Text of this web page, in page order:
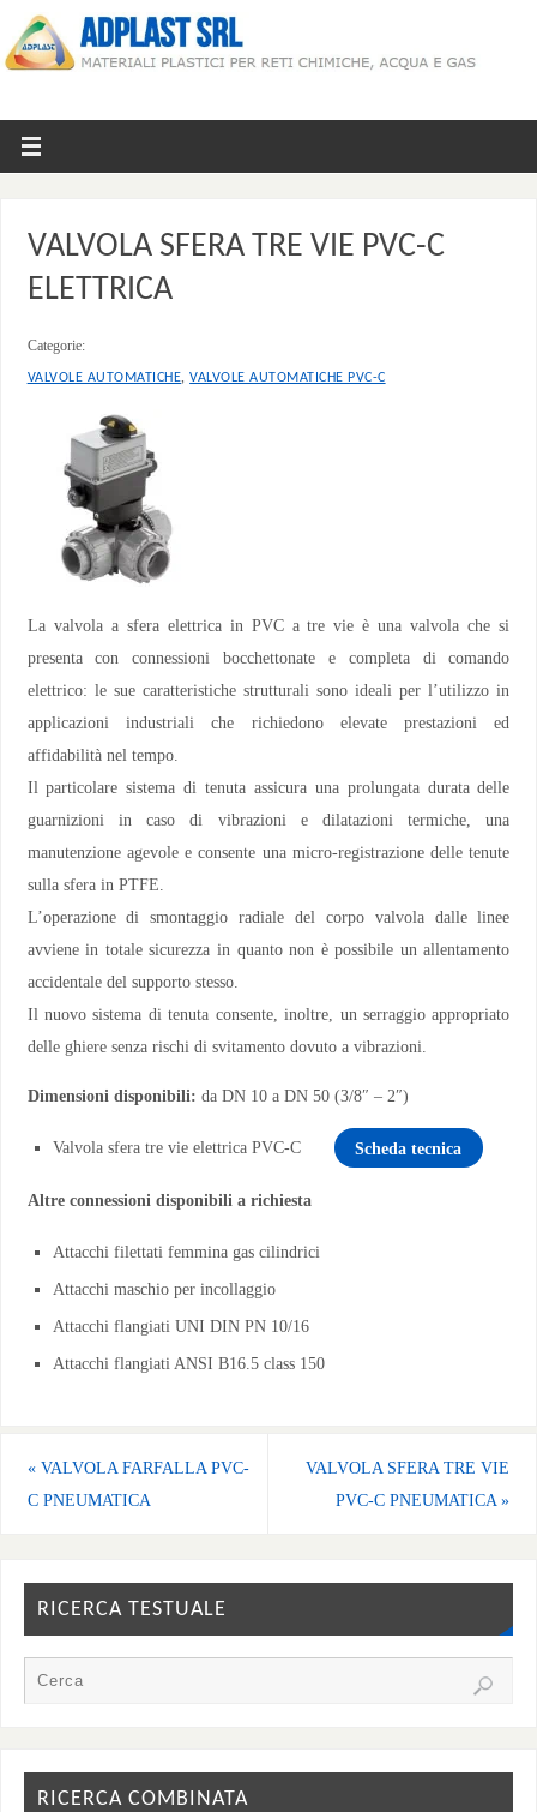
VALVOLA SFERA TRE VIE PVC-C
ELETTRICA
Categorie:
VALVOLE AUTOMATICHE ,VALVOLE AUTOMATICHE PVC-C
La valvola a sfera elettrica in PVC a tre vie è una valvola che si
presenta con connessioni bocchettonate e completa di comando
elettrico: le sue caratteristiche strutturali sono ideali per l’utilizzo in
applicazioni industriali che richiedono elevate prestazioni ed
affidabilità nel tempo.
Il particolare sistema di tenuta assicura una prolungata durata delle
guarnizioni in caso di vibrazioni e dilatazioni termiche, una
manutenzione agevole e consente una micro-registrazione delle tenute
sulla sfera in PTFE.
L’operazione di smontaggio radiale del corpo valvola dalle linee
avviene in totale sicurezza in quanto non è possibile un allentamento
accidentale del supporto stesso.
Il nuovo sistema di tenuta consente, inoltre, un serraggio appropriato
delle ghiere senza rischi di svitamento dovuto a vibrazioni.
Dimensioni disponibili: da DN 10 a DN 50 (3/8″ – 2″)
Valvola sfera tre vie elettrica PVC-C Scheda tecnica
Altre connessioni disponibili a richiesta
Attacchi filettati femmina gas cilindrici
Attacchi maschio per incollaggio
Attacchi flangiati UNI DIN PN 10/16
Attacchi flangiati ANSI B16.5 class 150
«VALVOLA FARFALLA PVC-
C PNEUMATICA
VALVOLA SFERA TRE VIE
PVC-C PNEUMATICA»
RICERCA TESTUALE
RICERCA COMBINATA